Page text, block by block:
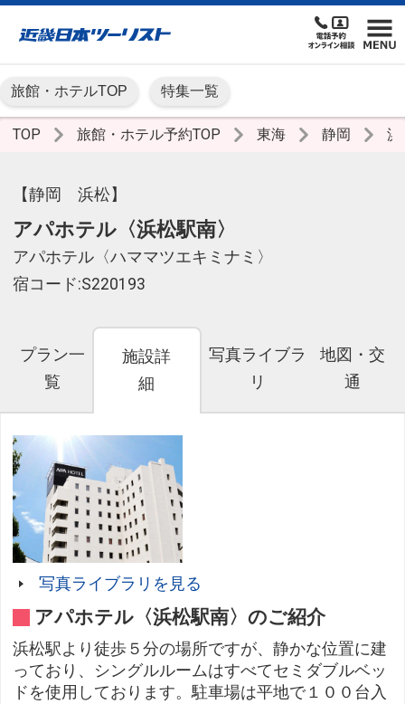
旅館・ホテルTOP 特集一覧
TOP 旅館・ホテル予約TOP 東海 静岡 浜
【静岡 浜松】
アパホテル〈浜松駅南〉
アパホテル〈ハママツエキミナミ〉
宿コード:S220193
プラン一
覧
施設詳
細
写真ライブラ
リ
地図・交
通
写真ライブラリを見る
アパホテル〈浜松駅南〉のご紹介
浜松駅より徒歩５分の場所ですが、静かな位置に建
っており、シングルルームはすべてセミダブルベッ
ドを使用しております。駐車場は平地で１００台入